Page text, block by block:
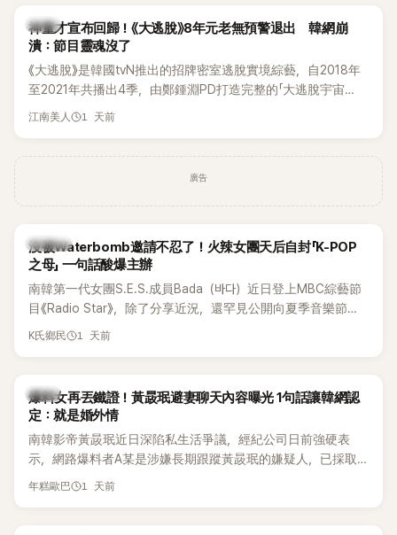
熱議。 2日播出的 SBS 綜藝節目《我的經紀人太難搞－秘書
鎮》，邀請同時兼顧工作與育兒的演藝圈代表「媽媽群」——李智
惠、李賢怡、李恩亨，以第13位「My Star」身分登場，分享最真
實的生活日常。 節目一開始，李瑞鎮 率先與李智惠會合，兩人
邊搭車邊聊天，氣氛輕鬆。聊到最近的新聞，李瑞鎮突然直球
發問：「妳不是上新聞了？說妳去做整形？是人中縮短手術嗎？」
惠也毫不閃躲，淡定接招，兩人鬥嘴默契十足。 話題接著一路
延燒到過去的爭議。李瑞鎮脫口補刀：「妳以前不是還在游泳池
當年情況，李智惠終於鬆口坦言，當時確實被質疑動過隆胸手
術。她回憶：「拍了比基尼照片之後，就開始被說是不是去隆乳
了。」為了澄清誤會，她只好親自站出來說清楚。 李智惠進一步
解釋，當時隆胸手術幾乎只有「腋下切開」一種方式，「所以我就
想，既然一直說我有做，那我乾脆把腋下給大家看，證明我根
召開了一場泳裝記者招待會。當時她穿著比基尼站在一排攝影
機前，面對媒體擺出各種姿勢，畫面至今仍被網友津津樂道。
這段為平息爭議、直接公開腋下畫面自證清白的往事再度被提
起，節目現場立刻充滿驚呼聲與笑聲，也再次讓人見識到她面
對流言時「豁出去」的直率性格。其實她過去也曾在 SBS 節目
《脫掉鞋子恢單4Men》 中，親自公開那張當年引發話題的「腋下
韓星
神童才宣布回歸！《大逃脫》8年元老無預警退出 韓網崩
潰：節目靈魂沒了
《大逃脫》是韓國tvN推出的招牌密室逃脫實境綜藝，自2018年
至2021年共播出4季，由鄭鍾淵PD打造完整的「大逃脫宇宙
（DTCU）」，憑藉燒腦劇情、電影級場景與龐大世界觀，累積
江南美人 1 天前
廣告
K-POP
沒被Waterbomb邀請不忍了！火辣女團天后自封「K-POP
之母」 一句話酸爆主辦
南韓第一代女團S.E.S.成員Bada（바다）近日登上MBC綜藝節
目《Radio Star》，除了分享近況，還罕見公開向夏季音樂節
Waterbomb喊話，笑稱自己至今從未受邀演出，更幽默表示：
K氏鄉民 1 天前
韓星
爆料女再丟鐵證！黃晸珉避妻聊天內容曝光 1句話讓韓網認
定：就是婚外情
南韓影帝黃晸珉近日深陷私生活爭議，經紀公司日前強硬表
示，網路爆料者A某是涉嫌長期跟蹤黃晸珉的嫌疑人，已採取
法律行動。不過，A某並未因此停止發聲，5日再度透過社群平
年糕歐巴 1 天前